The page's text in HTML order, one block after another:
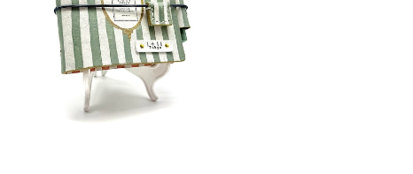
detail